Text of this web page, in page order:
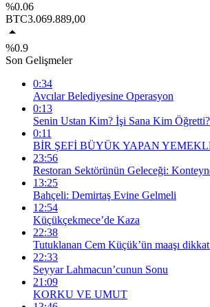
%0.06
BTC3.069.889,00
%0.9
Son Gelişmeler
0:34
Avcılar Belediyesine Operasyon
0:13
Senin Ustan Kim? İşi Sana Kim
0:11
BİR ŞEFİ BÜYÜK YAPAN
23:56
Restoran Sektörünün Geleceği:
13:25
Bahçeli: Demirtaş Evine Gelmeli
12:54
Küçükçekmece’de Kaza
22:38
Tutuklanan Cem Küçük’ün maaşı
22:33
Seyyar Lahmacun’cunun Sonu
21:09
KORKU VE UMUT